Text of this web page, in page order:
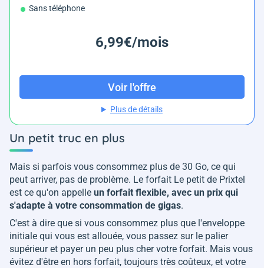
Sans téléphone
6,99€/mois
Voir l'offre
Plus de détails
Un petit truc en plus
Mais si parfois vous consommez plus de 30 Go, ce qui
peut arriver, pas de problème. Le forfait Le petit de Prixtel
est ce qu'on appelle un forfait flexible, avec un prix qui
s'adapte à votre consommation de gigas.
C'est à dire que si vous consommez plus que l'enveloppe
initiale qui vous est allouée, vous passez sur le palier
supérieur et payer un peu plus cher votre forfait. Mais vous
évitez d'être en hors forfait, toujours très coûteux, et votre